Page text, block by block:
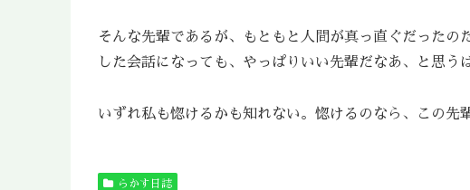
そんな先輩であるが、もともと人間が真っ直ぐだった
した会話になっても、やっぱりいい先輩だなあ、と思う
いずれ私も惚けるかも知れない。惚けるのなら、この先
らかす日誌